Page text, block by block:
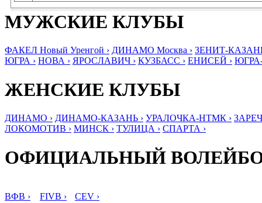
МУЖСКИЕ КЛУБЫ
ФАКЕЛ Новый Уренгой › ДИНАМО Москва › ЗЕНИТ-
ЮГРА › НОВА › ЯРОСЛАВИЧ › КУЗБАСС › ЕНИСЕЙ ›
ЖЕНСКИЕ КЛУБЫ
ДИНАМО › ДИНАМО-КАЗАНЬ › УРАЛОЧКА-НТМК ›
ЛОКОМОТИВ › МИНСК › ТУЛИЦА › СПАРТА ›
ОФИЦИАЛЬНЫЙ
ВФВ › FIVB › CEV ›